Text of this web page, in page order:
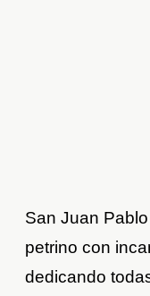
San Juan
petrino con
dedicando